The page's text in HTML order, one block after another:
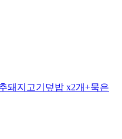
돼지고기덮밥 x2개+묵은